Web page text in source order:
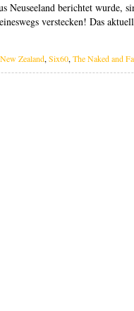
Neuseeland berichtet wurde,
verstecken! Das
Zealand, Six60, The Naked and